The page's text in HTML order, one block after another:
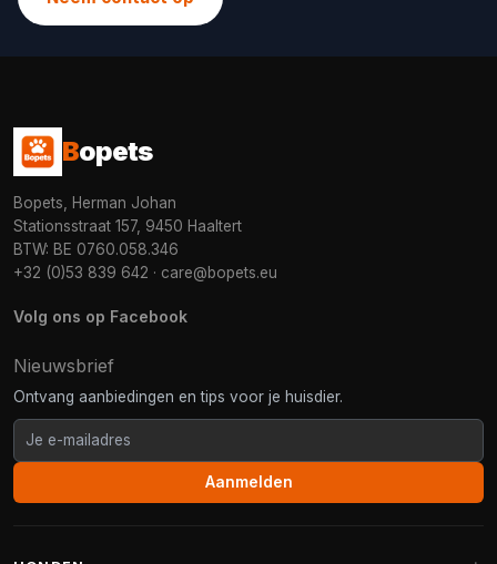
Bopets
Bopets, Herman Johan
Stationsstraat 157, 9450 Haaltert
BTW: BE 0760.058.346
+32 (0)53 839 642 · care@bopets.eu
Volg ons op Facebook
Nieuwsbrief
Ontvang aanbiedingen en tips voor je huisdier.
Aanmelden